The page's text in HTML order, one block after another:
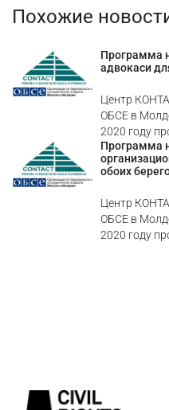
Похожие
Программа
адвокаси
Центр
ОБСЕ в
2020 году
Программа
обоих
Центр
ОБСЕ в
2020 году